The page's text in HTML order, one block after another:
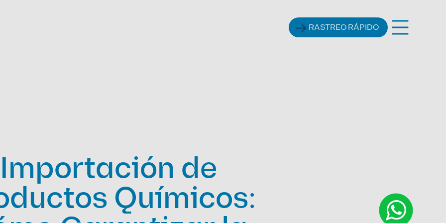
RASTREO RÁPIDO
Importación de
Químicos: